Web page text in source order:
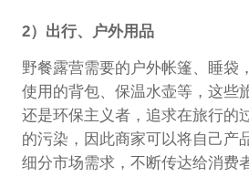
2）出行、户外用品
野餐露营需要的户外帐篷、睡袋
使用的背包、保温水壶等，这些
还是环保主义者，追求在旅行的
的污染，因此商家可以将自己产
细分市场需求，不断传达给消费